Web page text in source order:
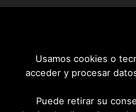
Distrito
Usamos cookies o
acceder y procesar
Puede retirar su